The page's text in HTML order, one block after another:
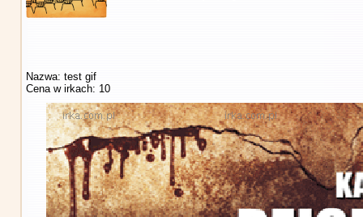
Nazwa: test gif
Cena w irkach: 10